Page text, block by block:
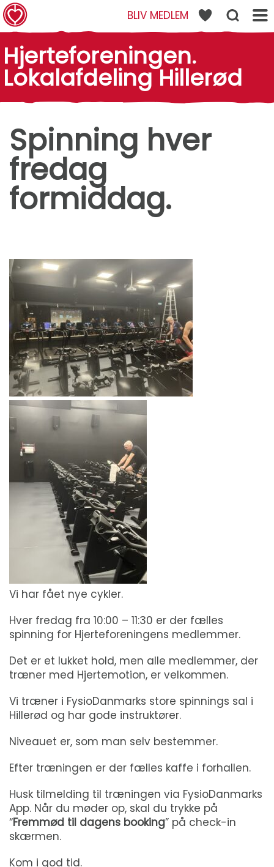
BLIV MEDLEM
Hjerteforeningen.
Lokalafdeling Hillerød
Spinning hver
fredag
formiddag.
Vi har fået nye cykler.
Hver fredag fra 10:00 – 11:30 er der fælles
spinning for Hjerteforeningens medlemmer.
Det er et lukket hold, men alle medlemmer, der
træner med Hjertemotion, er velkommen.
Vi træner i FysioDanmarks store spinnings sal i
Hillerød og har gode instruktører.
Niveauet er, som man selv bestemmer.
Efter træningen er der fælles kaffe i forhallen.
Husk tilmelding til træningen via FysioDanmarks
App. Når du møder op, skal du trykke på
“Fremmød til dagens booking” på check-in
skærmen.
Kom i god tid.